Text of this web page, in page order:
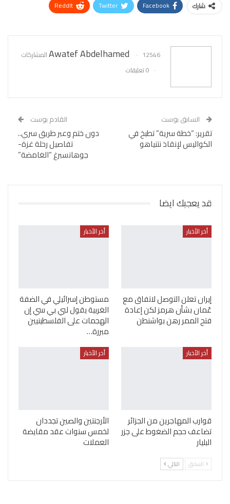
شارك Facebook
Twitter
ReddIt
Awatef Abdelhamed
12546 المشاركات
0 تعليقات
السابق بوست
تقرير: “خطة سرية” تطبخ في
الكواليس لإنقاذ نتنياهو
القادم بوست
دون ختم وعبر طريق سري..
تفاصيل رحلة غزة-
جوهانسبرغ “الغامضة”
قد يعجبك ايضا
أخر الأخبار
إيران تعلن التوصل لاتفاق مع
عُمان بشأن هرمز لكن إعادة
فتح الممر رهن بواشنطن
أخر الأخبار
مستوطن إسرائيلي في الضفة
الغربية يقول لبي بي سي إن
الهجمات على الفلسطينيين
مبررة…
أخر الأخبار
قوارب المهاجرين من الجزائر
تضاعف حجم الضغوط على جزر
البليار
أخر الأخبار
الأرجنتين والصين تجددان
لخمس سنوات عقد مقايضة
العملات
السابق التالي